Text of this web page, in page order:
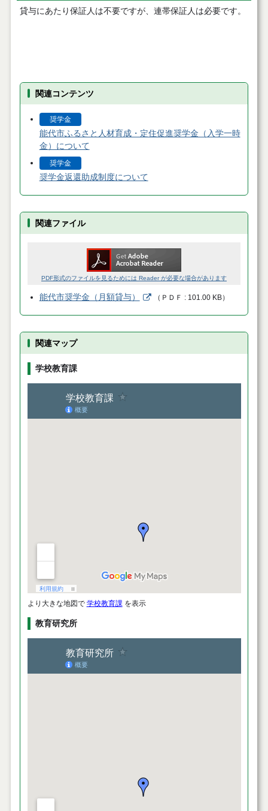
貸与にあたり保証人は不要ですが、連帯保証人は必要です。
関連コンテンツ
奨学金
能代市ふるさと人材育成・定住促進奨学金（入学一時
金）について
奨学金
奨学金返還助成制度について
関連ファイル
PDF形式のファイルを見るためには Reader が必要な場合があります
能代市奨学金（月額貸与） （ ＰＤＦ 101.00 KB）
関連マップ
学校教育課
より大きな地図で 学校教育課 を表示
教育研究所